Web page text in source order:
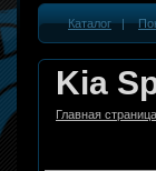
Каталог|
Kia
Главная страница